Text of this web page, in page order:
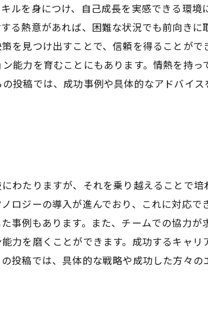
ルを身につけ、自己成長を実感できる環境
る熱意があれば、困難な状況でも前向きに
を見つけ出すことで、信頼を得ることがで
能力を育むことにもあります。情熱を持っ
投稿では、成功事例や具体的なアドバイス
わたりますが、それを乗り越えることで培
ロジーの導入が進んでおり、これに対応で
事例もあります。また、チームでの協力が
力を磨くことができます。成功するキャリ
投稿では、具体的な戦略や成功した方々の